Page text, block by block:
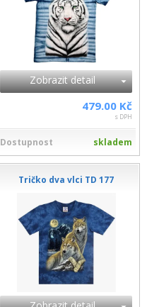
Zobrazit detail
479.00 Kč
s DPH
Dostupnost skladem
Tričko dva vlci TD 177